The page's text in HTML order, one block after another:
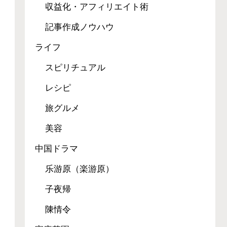
収益化・アフィリエイト術
記事作成ノウハウ
ライフ
スピリチュアル
レシピ
旅グルメ
美容
中国ドラマ
乐游原（楽游原）
子夜帰
陳情令